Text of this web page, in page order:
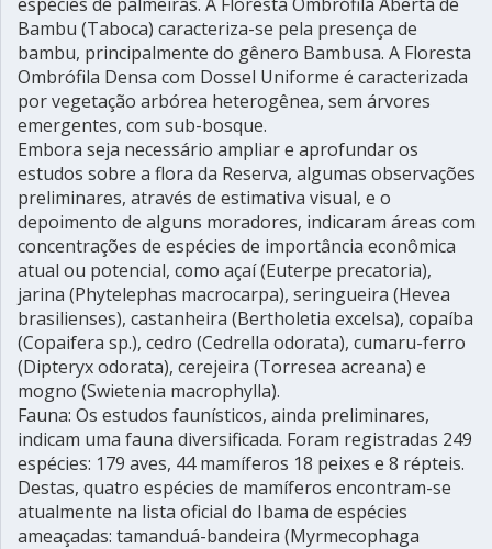
Bambu (Taboca) caracteriza-se pela presença de
bambu, principalmente do gênero Bambusa. A Floresta
Ombrófila Densa com Dossel Uniforme é caracterizada
por vegetação arbórea heterogênea, sem árvores
emergentes, com sub-bosque.
Embora seja necessário ampliar e aprofundar os
estudos sobre a flora da Reserva, algumas observações
preliminares, através de estimativa visual, e o
depoimento de alguns moradores, indicaram áreas com
concentrações de espécies de importância econômica
atual ou potencial, como açaí (Euterpe precatoria),
jarina (Phytelephas macrocarpa), seringueira (Hevea
brasilienses), castanheira (Bertholetia excelsa), copaíba
(Copaifera sp.), cedro (Cedrella odorata), cumaru-ferro
(Dipteryx odorata), cerejeira (Torresea acreana) e
mogno (Swietenia macrophylla).
Fauna: Os estudos faunísticos, ainda preliminares,
indicam uma fauna diversificada. Foram registradas 249
espécies: 179 aves, 44 mamíferos 18 peixes e 8 répteis.
Destas, quatro espécies de mamíferos encontram-se
atualmente na lista oficial do Ibama de espécies
ameaçadas: tamanduá-bandeira (Myrmecophaga